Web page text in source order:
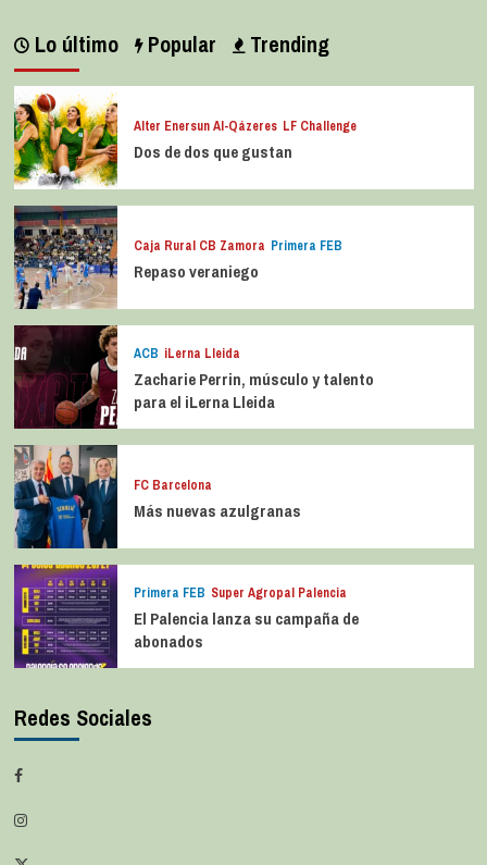
Lo último Popular Trending
Alter Enersun Al-Qázeres LF Challenge
Dos de dos que gustan
Caja Rural CB Zamora Primera FEB
Repaso veraniego
ACB iLerna Lleida
Zacharie Perrin, músculo y talento
para el iLerna Lleida
FC Barcelona
Más nuevas azulgranas
Primera FEB Super Agropal Palencia
El Palencia lanza su campaña de
abonados
Redes Sociales